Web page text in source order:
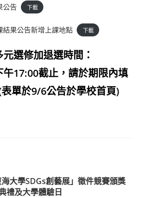
公告 下載
果公告新增上課地點 下載
選修加退選時間：
17:00截止，請於期限內填
單於9/6公告於學校首頁)
大學SDGs創藝展」徵件競賽頒獎
禮及大學體驗日